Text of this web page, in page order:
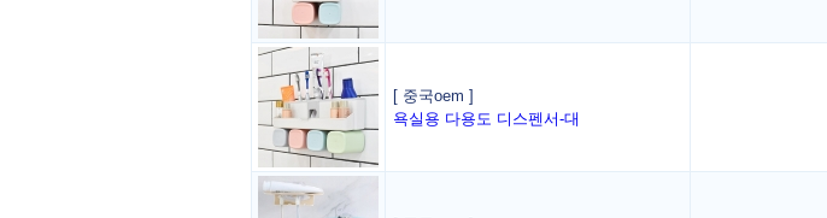
[ 중국oem ]
욕실용 다용도 디스펜서-대